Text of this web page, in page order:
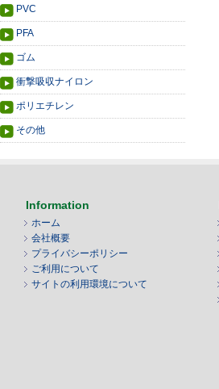
PVC
PFA
ゴム
衝撃吸収ナイロン
ポリエチレン
その他
Information
ホーム
会社概要
プライバシーポリシー
ご利用について
サイトの利用環境について